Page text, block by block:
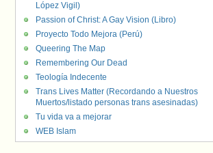
López Vigil)
Passion of Christ: A Gay Vision (Libro)
Proyecto Todo Mejora (Perú)
Queering The Map
Remembering Our Dead
Teología Indecente
Trans Lives Matter (Recordando a Nuestros
Muertos/listado personas trans asesinadas)
Tu vida va a mejorar
WEB Islam